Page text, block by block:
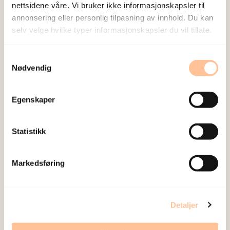
nettsidene våre. Vi bruker ikke informasjonskapsler til
annonsering eller personlig tilpasning av innhold. Du kan
selv velge hvilke typer informasjonskapsler du vil tillate.
Nødvendig
Egenskaper
Statistikk
Markedsføring
Detaljer
om vold og traumatisk stress. Formålet er å bidra
sosiale konsekvensene som vold og traumatisk
Ansatte
Seminarer og arrangementer